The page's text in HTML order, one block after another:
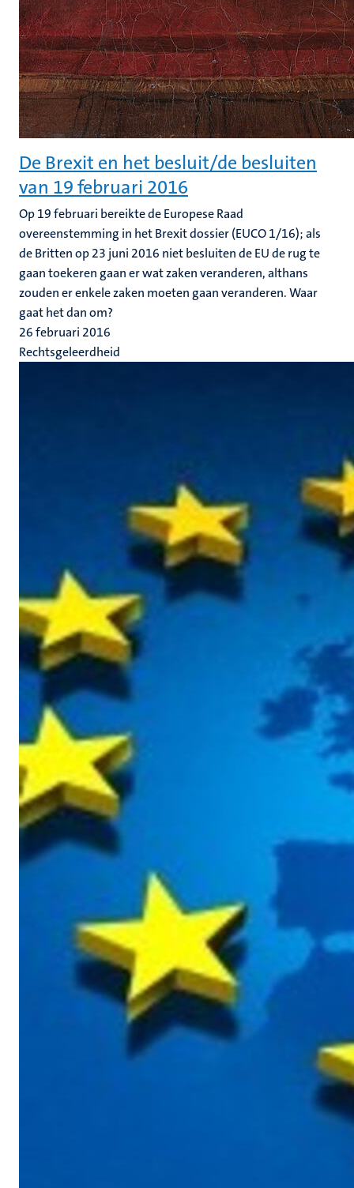
De Brexit en het besluit/de besluiten
van 19 februari 2016
Op 19 februari bereikte de Europese Raad
overeenstemming in het Brexit dossier (EUCO 1/16); als
de Britten op 23 juni 2016 niet besluiten de EU de rug te
gaan toekeren gaan er wat zaken veranderen, althans
zouden er enkele zaken moeten gaan veranderen. Waar
gaat het dan om?
26 februari 2016
Rechtsgeleerdheid